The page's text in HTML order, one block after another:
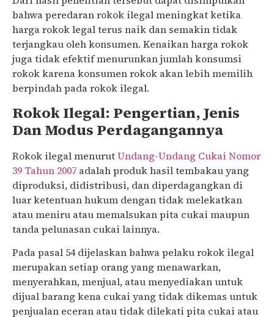
bahwa peredaran rokok ilegal meningkat ketika
harga rokok legal terus naik dan semakin tidak
terjangkau oleh konsumen. Kenaikan harga rokok
juga tidak efektif menurunkan jumlah konsumsi
rokok karena konsumen rokok akan lebih memilih
berpindah pada rokok ilegal.
Rokok Ilegal: Pengertian, Jenis
Dan Modus Perdagangannya
Rokok ilegal menurutUndang-Undang Cukai Nomor
39 Tahun 2007 adalah produk hasil tembakau yang
diproduksi, didistribusi, dan diperdagangkan di
luar ketentuan hukum dengan tidak melekatkan
atau meniru atau memalsukan pita cukai maupun
tanda pelunasan cukai lainnya.
Pada pasal 54 dijelaskan bahwa pelaku rokok ilegal
merupakan setiap orang yang menawarkan,
menyerahkan, menjual, atau menyediakan untuk
dijual barang kena cukai yang tidak dikemas untuk
penjualan eceran atau tidak dilekati pita cukai atau